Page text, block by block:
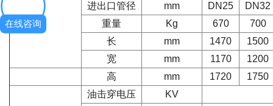
进出口管径
mm DN25
DN32
重量
Kg 670
700
长
mm 1470
1500
宽
mm 1170
1200
高
mm 1720 1750
油击穿电压
KV
在线咨询